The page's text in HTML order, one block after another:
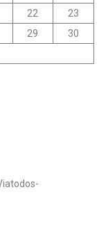
22
23
29
30